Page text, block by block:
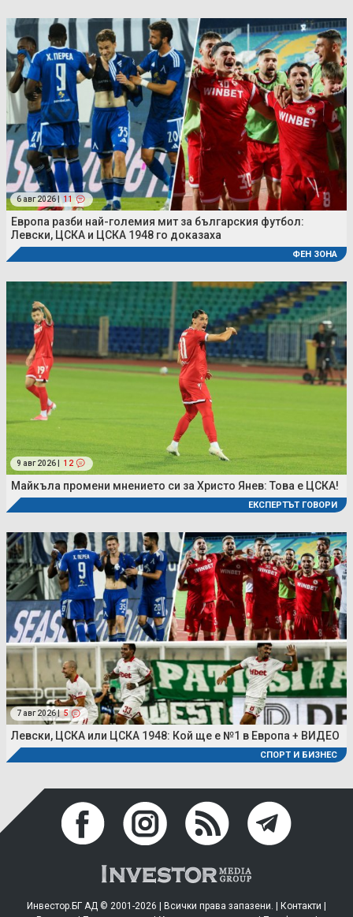
6 авг 2026 | 11
Европа разби най-големия мит за българския футбол:
Левски, ЦСКА и ЦСКА 1948 го доказаха
ФЕН ЗОНА
9 авг 2026 | 12
Майкъла промени мнението си за Христо Янев: Това е ЦСКА!
ЕКСПЕРТЪТ ГОВОРИ
7 авг 2026 | 5
Левски, ЦСКА или ЦСКА 1948: Кой ще е №1 в Европа + ВИДЕО
СПОРТ И БИЗНЕС
Инвестор.БГ АД © 2001-2026 | Всички права запазени. | Контакти